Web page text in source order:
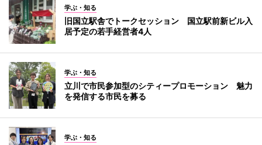
学ぶ・知る
旧国立駅舎でトークセッション 国立駅前新ビル入
居予定の若手経営者4人
学ぶ・知る
立川で市民参加型のシティープロモーション 魅力
を発信する市民を募る
学ぶ・知る